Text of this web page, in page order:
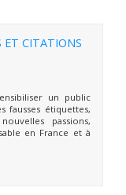
ET CITATIONS
un public
fausses étiquettes,
passions,
en France et à